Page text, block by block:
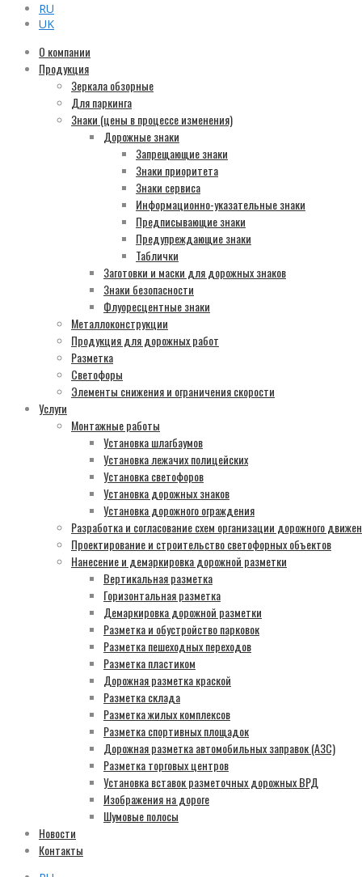
RU
UK
О компании
Продукция
Зеркала обзорные
Для паркинга
Знаки (цены в процессе изменения)
Дорожные знаки
Запрещающие знаки
Знаки приоритета
Знаки сервиса
Информационно-указательные знаки
Предписывающие знаки
Предупреждающие знаки
Таблички
Заготовки и маски для дорожных знаков
Знаки безопасности
Флуоресцентные знаки
Металлоконструкции
Продукция для дорожных работ
Разметка
Светофоры
Элементы снижения и ограничения скорости
Услуги
Монтажные работы
Установка шлагбаумов
Установка лежачих полицейских
Установка светофоров
Установка дорожных знаков
Установка дорожного ограждения
Разработка и согласование схем организации дорожного
Проектирование и строительство светофорных объектов
Нанесение и демаркировка дорожной разметки
Вертикальная разметка
Горизонтальная разметка
Демаркировка дорожной разметки
Разметка и обустройство парковок
Разметка пешеходных переходов
Разметка пластиком
Дорожная разметка краской
Разметка склада
Разметка жилых комплексов
Разметка спортивных площадок
Дорожная разметка автомобильных заправок (АЗС)
Разметка торговых центров
Установка вставок разметочных дорожных ВРД
Изображения на дороге
Шумовые полосы
Новости
Контакты